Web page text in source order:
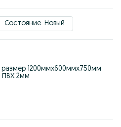
Состояние: Новый
1200ммх600ммх750мм
ПВХ 2мм